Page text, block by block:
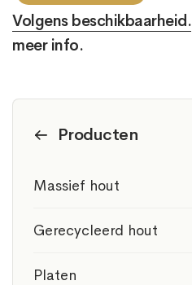
Producten
Massief hout
Gerecycleerd hout
Platen
Volgens beschikbaarheid.
meer info.